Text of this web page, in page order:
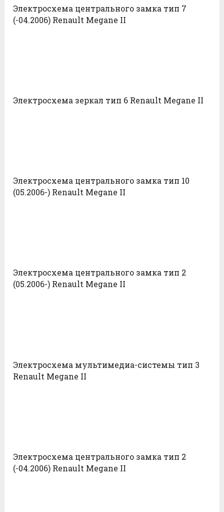
Электросхема центрального замка тип 7
(-04.2006) Renault Megane II
Электросхема зеркал тип 6 Renault Megane II
Электросхема центрального замка тип 10
(05.2006-) Renault Megane II
Электросхема центрального замка тип 2
(05.2006-) Renault Megane II
Электросхема мультимедиа-системы тип 3
Renault Megane II
Электросхема центрального замка тип 2
(-04.2006) Renault Megane II